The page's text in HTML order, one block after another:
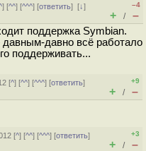
] [^^] [^^^] [ответить][↓]
–4
+ / –
поддержка Symbian.
давно всё работало
поддерживать...
[^] [^^] [^^^] [ответить]
+9
+ / –
[^] [^^] [^^^] [ответить]
+3
+ / –